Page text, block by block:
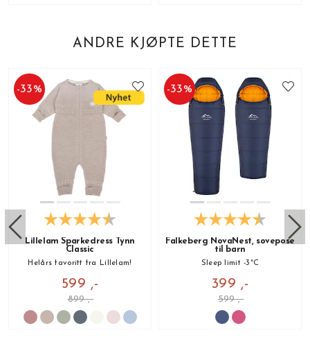
ANDRE KJØPTE DETTE
-33%
Lillelam Sparkedress Tynn
Classic
Helårs favoritt fra Lillelam!
599 ,-
899 ,-
-33%
Falkeberg NovaNest, sovepose
til barn
Sleep limit -3°C
399 ,-
599 ,-